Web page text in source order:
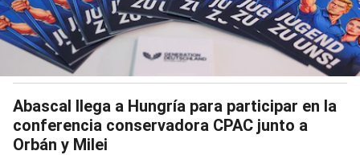
Abascal llega a Hungría para participar en la
conferencia conservadora CPAC junto a
Orbán y Milei